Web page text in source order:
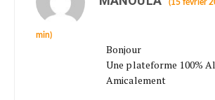
(15 février
min)
Bonjour
Une plateforme 100%
Amicalement